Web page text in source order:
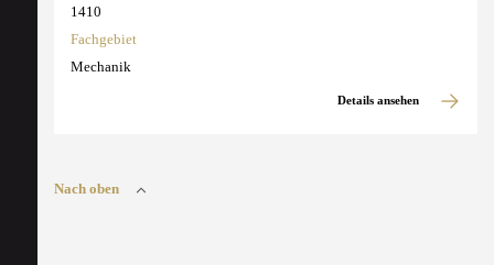
1410
Fachgebiet
Mechanik
Details ansehen
Nach oben